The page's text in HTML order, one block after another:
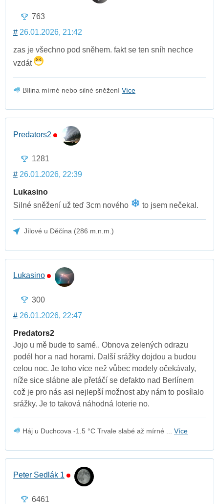
763
# 26.01.2026, 21:42
zas je všechno pod sněhem. fakt se ten sníh nechce
vzdát
Bílina mírné nebo silné sněžení Více
Predators2
1281
# 26.01.2026, 22:39
Lukasino
Silné sněžení už teď 3cm nového
to jsem nečekal.
Jílové u Děčína (286 m.n.m.)
Lukasino
300
# 26.01.2026, 22:47
Predators2
Jojo u mě bude to samé.. Obnova zelených odrazu
podél hor a nad horami. Další srážky dojdou a budou
celou noc. Je toho více než vůbec modely očekávaly,
níže sice slábne ale přetáčí se defakto nad Berlínem
což je pro nás asi nejlepší možnost aby nám to posílalo
srážky. Je to taková náhodná loterie no.
Háj u Duchcova -1.5 °C Trvale slabé až mírné ... Více
Peter Sedlák 1
6461